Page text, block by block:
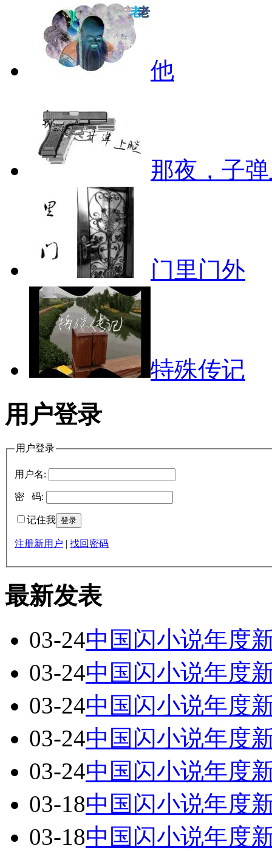
他
那夜，子
门里门外
特殊传记
用户登录
用户登录
用户名:
密 码:
记住我
注册新用户 | 找回密码
最新发表
03-24中国闪小说年度
03-24中国闪小说年度
03-24中国闪小说年度
03-24中国闪小说年度
03-24中国闪小说年度
03-18中国闪小说年度
03-18中国闪小说年度